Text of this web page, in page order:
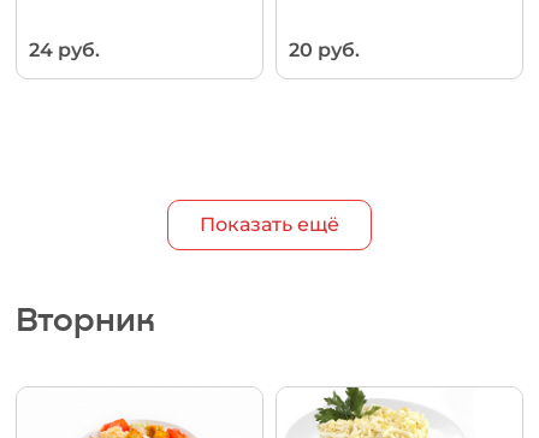
24 руб. 20 руб.
Показать ещё
Вторник